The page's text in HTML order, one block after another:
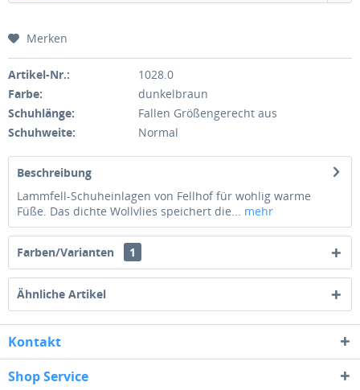
Merken
Artikel-Nr.:
1028.0
Farbe:
dunkelbraun
Schuhlänge:
Fallen Größengerecht aus
Schuhweite:
Normal
Beschreibung
Lammfell-Schuheinlagen von Fellhof für wohlig warme
Füße. Das dichte Wollvlies speichert die... mehr
Farben/Varianten 1
Ähnliche Artikel
Kontakt
Shop Service